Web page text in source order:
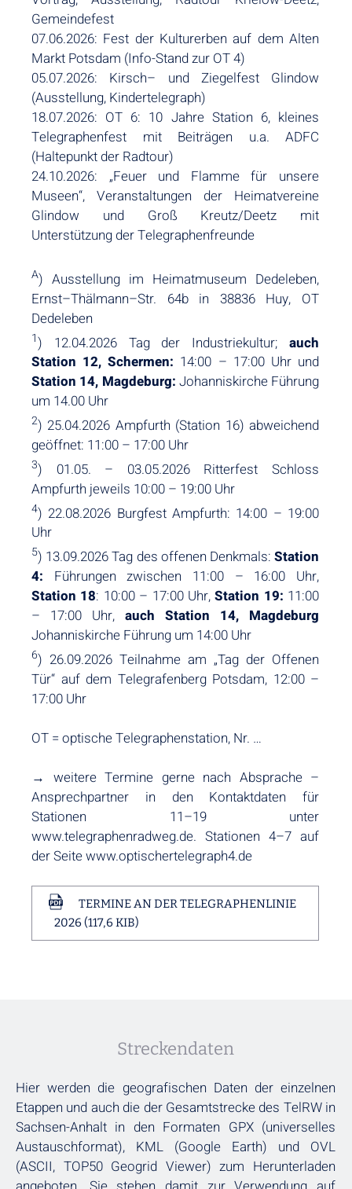
Gemeindefest
07.06.2026: Fest der Kulturerben auf dem Alten
Markt Potsdam (Info-Stand zur OT 4)
05.07.2026: Kirsch– und Ziegelfest Glindow
(Ausstellung, Kindertelegraph)
18.07.2026: OT 6: 10 Jahre Station 6, kleines
Telegraphenfest mit Beiträgen u.a. ADFC
(Haltepunkt der Radtour)
24.10.2026: „Feuer und Flamme für unsere
Museen“, Veranstaltungen der Heimatvereine
Glindow und Groß Kreutz/Deetz mit
Unterstützung der Telegraphenfreunde
A) Ausstellung im Heimatmuseum Dedeleben,
Ernst–Thälmann–Str. 64b in 38836 Huy, OT
Dedeleben
1) 12.04.2026 Tag der Industriekultur; auch
Station 12, Schermen: 14:00 – 17:00 Uhr und
Station 14, Magdeburg: Johanniskirche Führung
um 14.00 Uhr
2) 25.04.2026 Ampfurth (Station 16) abweichend
geöffnet: 11:00 – 17:00 Uhr
3) 01.05. – 03.05.2026 Ritterfest Schloss
Ampfurth jeweils 10:00 – 19:00 Uhr
4) 22.08.2026 Burgfest Ampfurth: 14:00 – 19:00
Uhr
5) 13.09.2026 Tag des offenen Denkmals: Station
4: Führungen zwischen 11:00 – 16:00 Uhr,
Station 18: 10:00 – 17:00 Uhr,Station 19: 11:00
– 17:00 Uhr, auch Station 14, Magdeburg
Johanniskirche Führung um 14:00 Uhr
6) 26.09.2026 Teilnahme am „Tag der Offenen
Tür“ auf dem Telegrafenberg Potsdam, 12:00 –
17:00 Uhr
OT = optische Telegraphenstation, Nr. …
→ weitere Termine gerne nach Absprache –
Ansprechpartner in den Kontaktdaten für
Stationen 11–19 unter
www.telegraphenradweg.de. Stationen 4–7 auf
der Seite www.optischertelegraph4.de
TERMINE AN DER TELEGRAPHENLINIE
2026(117,6 KIB)
Streckendaten
Hier werden die geografischen Daten der einzelnen
Etappen und auch die der Gesamtstrecke des TelRW in
Sachsen-Anhalt in den Formaten GPX (universelles
Austauschformat), KML (Google Earth) und OVL
(ASCII, TOP50 Geogrid Viewer) zum Herunterladen